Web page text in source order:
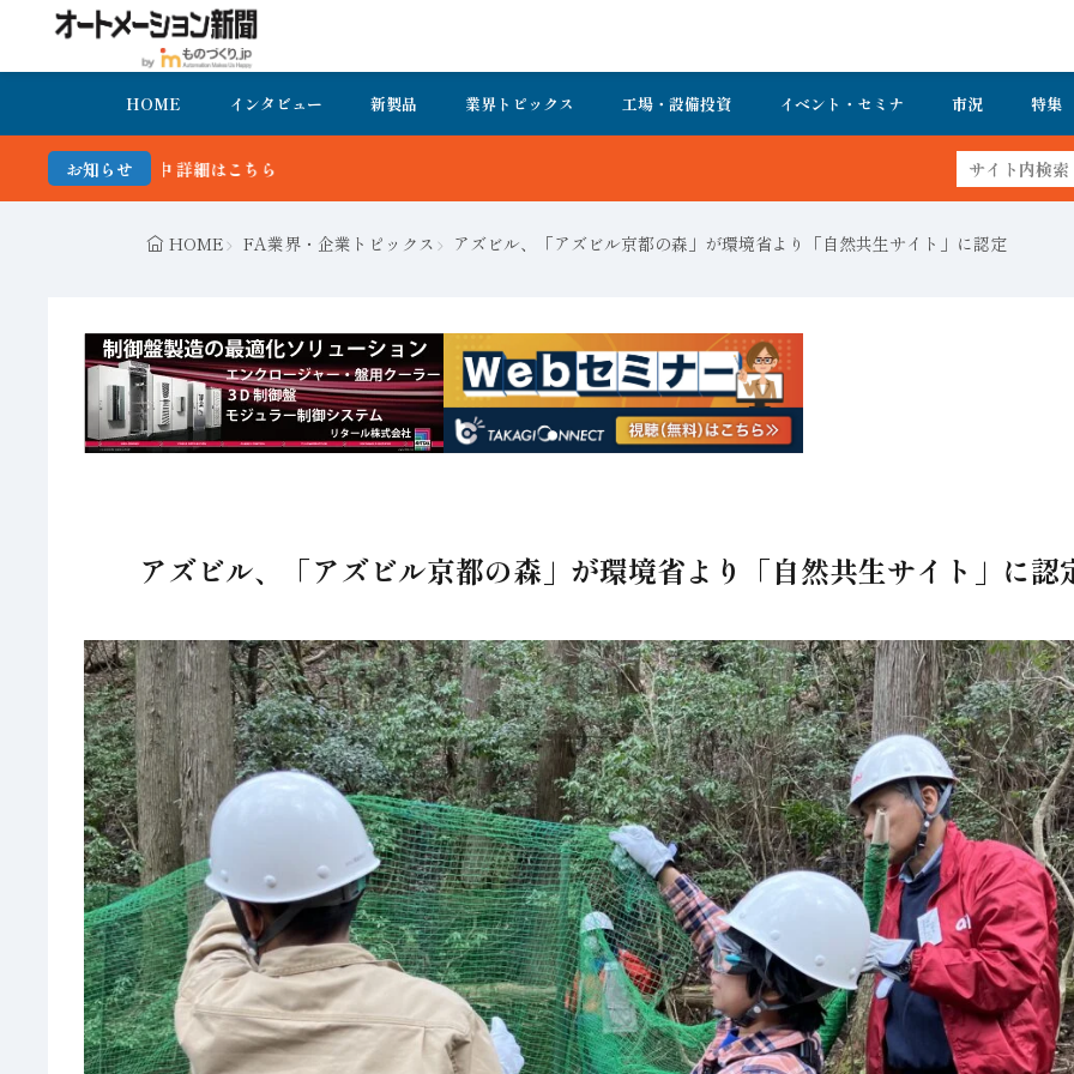
HOME インタビュー 新製品 業界トピックス 工場・設備投資 イベント・セミナ 市況 特集
お知らせ FA・製造業界の最新動向がまとめて分かる
HOME FA業界・企業トピックス アズビル、「アズビル京都の森」が環境省より「自然共生サイト」に認定
アズビル、「アズビル京都の森」が環境省より「自然共生サイト」に認